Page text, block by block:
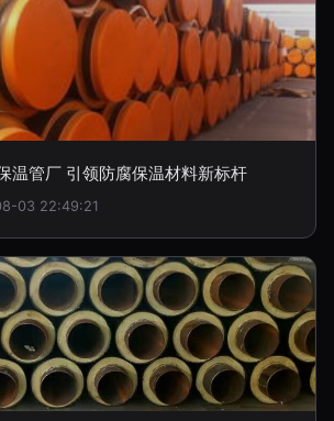
温管厂 引领防腐保温材料新标杆
03 22:49:21